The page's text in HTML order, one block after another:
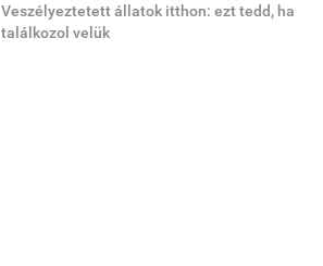
Veszélyeztetett állatok itthon: ezt tedd, ha
találkozol velük